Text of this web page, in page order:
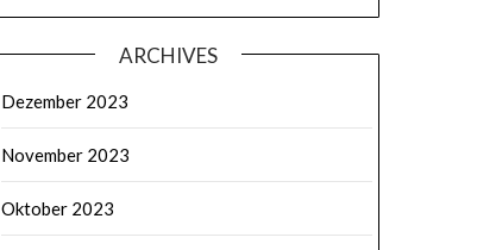
ARCHIVES
Dezember 2023
November 2023
Oktober 2023